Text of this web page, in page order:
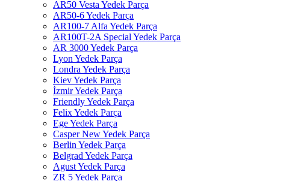
AR50 Vesta Yedek Parça
AR50-6 Yedek Parça
AR100-7 Alfa Yedek Parça
AR100T-2A Special Yedek Parça
AR 3000 Yedek Parça
Lyon Yedek Parça
Londra Yedek Parça
Kiev Yedek Parça
İzmir Yedek Parça
Friendly Yedek Parça
Felix Yedek Parça
Ege Yedek Parça
Casper New Yedek Parça
Berlin Yedek Parça
Belgrad Yedek Parça
Agust Yedek Parça
ZR 5 Yedek Parça